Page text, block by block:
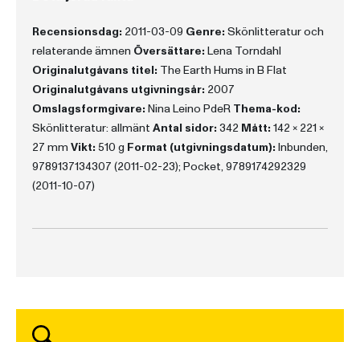
Recensionsdag: 2011-03-09 Genre: Skönlitteratur och
relaterande ämnen Översättare: Lena Torndahl
Originalutgåvans titel: The Earth Hums in B Flat
Originalutgåvans utgivningsår: 2007
Omslagsformgivare: Nina Leino PdeR Thema-kod:
Skönlitteratur: allmänt Antal sidor: 342 Mått: 142 x 221 x
27 mm Vikt: 510 g Format (utgivningsdatum): Inbunden,
9789137134307 (2011-02-23); Pocket, 9789174292329
(2011-10-07)